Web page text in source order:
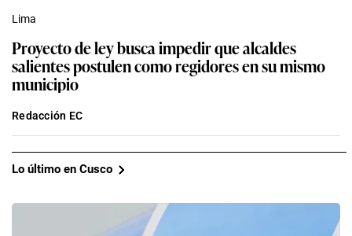
Lima
Proyecto de ley busca impedir que alcaldes
salientes postulen como regidores en su mismo
municipio
Redacción EC
Lo último en Cusco